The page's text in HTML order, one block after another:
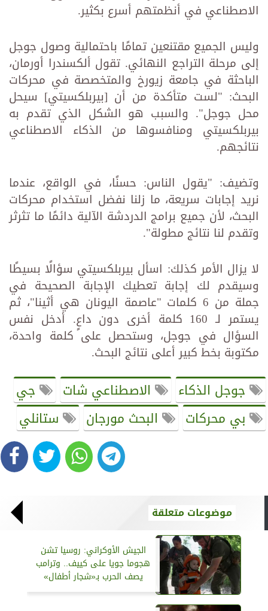
الاصطناعي في أنظمتهم أسرع بكثير.
وليس الجميع مقتنعين تمامًا باحتمالية وصول جوجل
إلى مرحلة التراجع النهائي. تقول ألكسندرا أورمان،
الباحثة في جامعة زيورخ والمتخصصة في محركات
البحث: "لست متأكدة من أن [بيربلكسيتي] سيحل
محل جوجل". والسبب هو الشكل الذي تقدم به
بيربلكسيتي ومنافسوها من الذكاء الاصطناعي
نتائجهم.
وتضيف: "يقول الناس: حسنًا، في الواقع، عندما
نريد إجابات سريعة، ما زلنا نفضل استخدام محركات
البحث، لأن جميع برامج الدردشة الآلية دائمًا ما تثرثر
وتقدم لنا نتائج مطولة".
لا يزال الأمر كذلك: اسأل بيربلكسيتي سؤالًا بسيطًا
وسيقدم لك إجابة تعطيك الإجابة الصحيحة في
جملة من 6 كلمات "عاصمة اليونان هي أثينا"، ثم
يستمر لـ 160 كلمة أخرى دون داعٍ. أدخل نفس
السؤال في جوجل، وستحصل على كلمة واحدة،
مكتوبة بخط كبير أعلى نتائج البحث.
جوجل الذكاء الاصطناعي شات
جي
بي محركات
البحث مورجان ستانلي
موضوعات متعلقة
الجيش الأوكراني: روسيا تشن
هجوما جويا على كييف.. وترامب
يصف الحرب بـ«شجار أطفال»